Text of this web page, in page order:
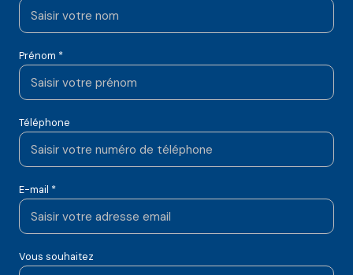
Prénom *
Téléphone
E-mail *
Vous souhaitez